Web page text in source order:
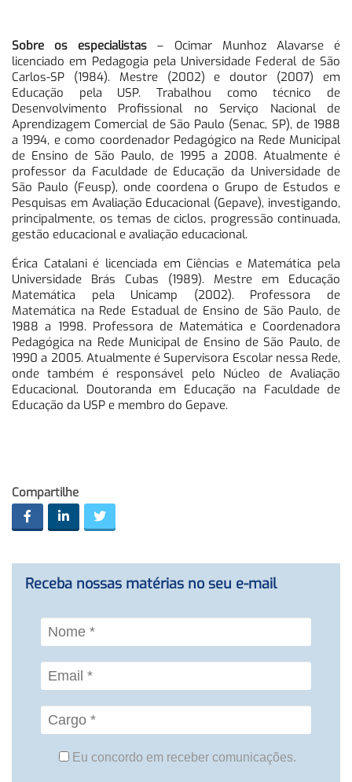
Sobre os especialistas – Ocimar Munhoz Alavarse é
licenciado em Pedagogia pela Universidade Federal de São
Carlos-SP (1984). Mestre (2002) e doutor (2007) em
Educação pela USP. Trabalhou como técnico de
Desenvolvimento Profissional no Serviço Nacional de
Aprendizagem Comercial de São Paulo (Senac, SP), de 1988
a 1994, e como coordenador Pedagógico na Rede Municipal
de Ensino de São Paulo, de 1995 a 2008. Atualmente é
professor da Faculdade de Educação da Universidade de
São Paulo (Feusp), onde coordena o Grupo de Estudos e
Pesquisas em Avaliação Educacional (Gepave), investigando,
principalmente, os temas de ciclos, progressão continuada,
gestão educacional e avaliação educacional.
Érica Catalani é licenciada em Ciências e Matemática pela
Universidade Brás Cubas (1989). Mestre em Educação
Matemática pela Unicamp (2002). Professora de
Matemática na Rede Estadual de Ensino de São Paulo, de
1988 a 1998. Professora de Matemática e Coordenadora
Pedagógica na Rede Municipal de Ensino de São Paulo, de
1990 a 2005. Atualmente é Supervisora Escolar nessa Rede,
onde também é responsável pelo Núcleo de Avaliação
Educacional. Doutoranda em Educação na Faculdade de
Educação da USP e membro do Gepave.
Compartilhe
Receba nossas matérias no seu e-mail
Eu concordo em receber comunicações.